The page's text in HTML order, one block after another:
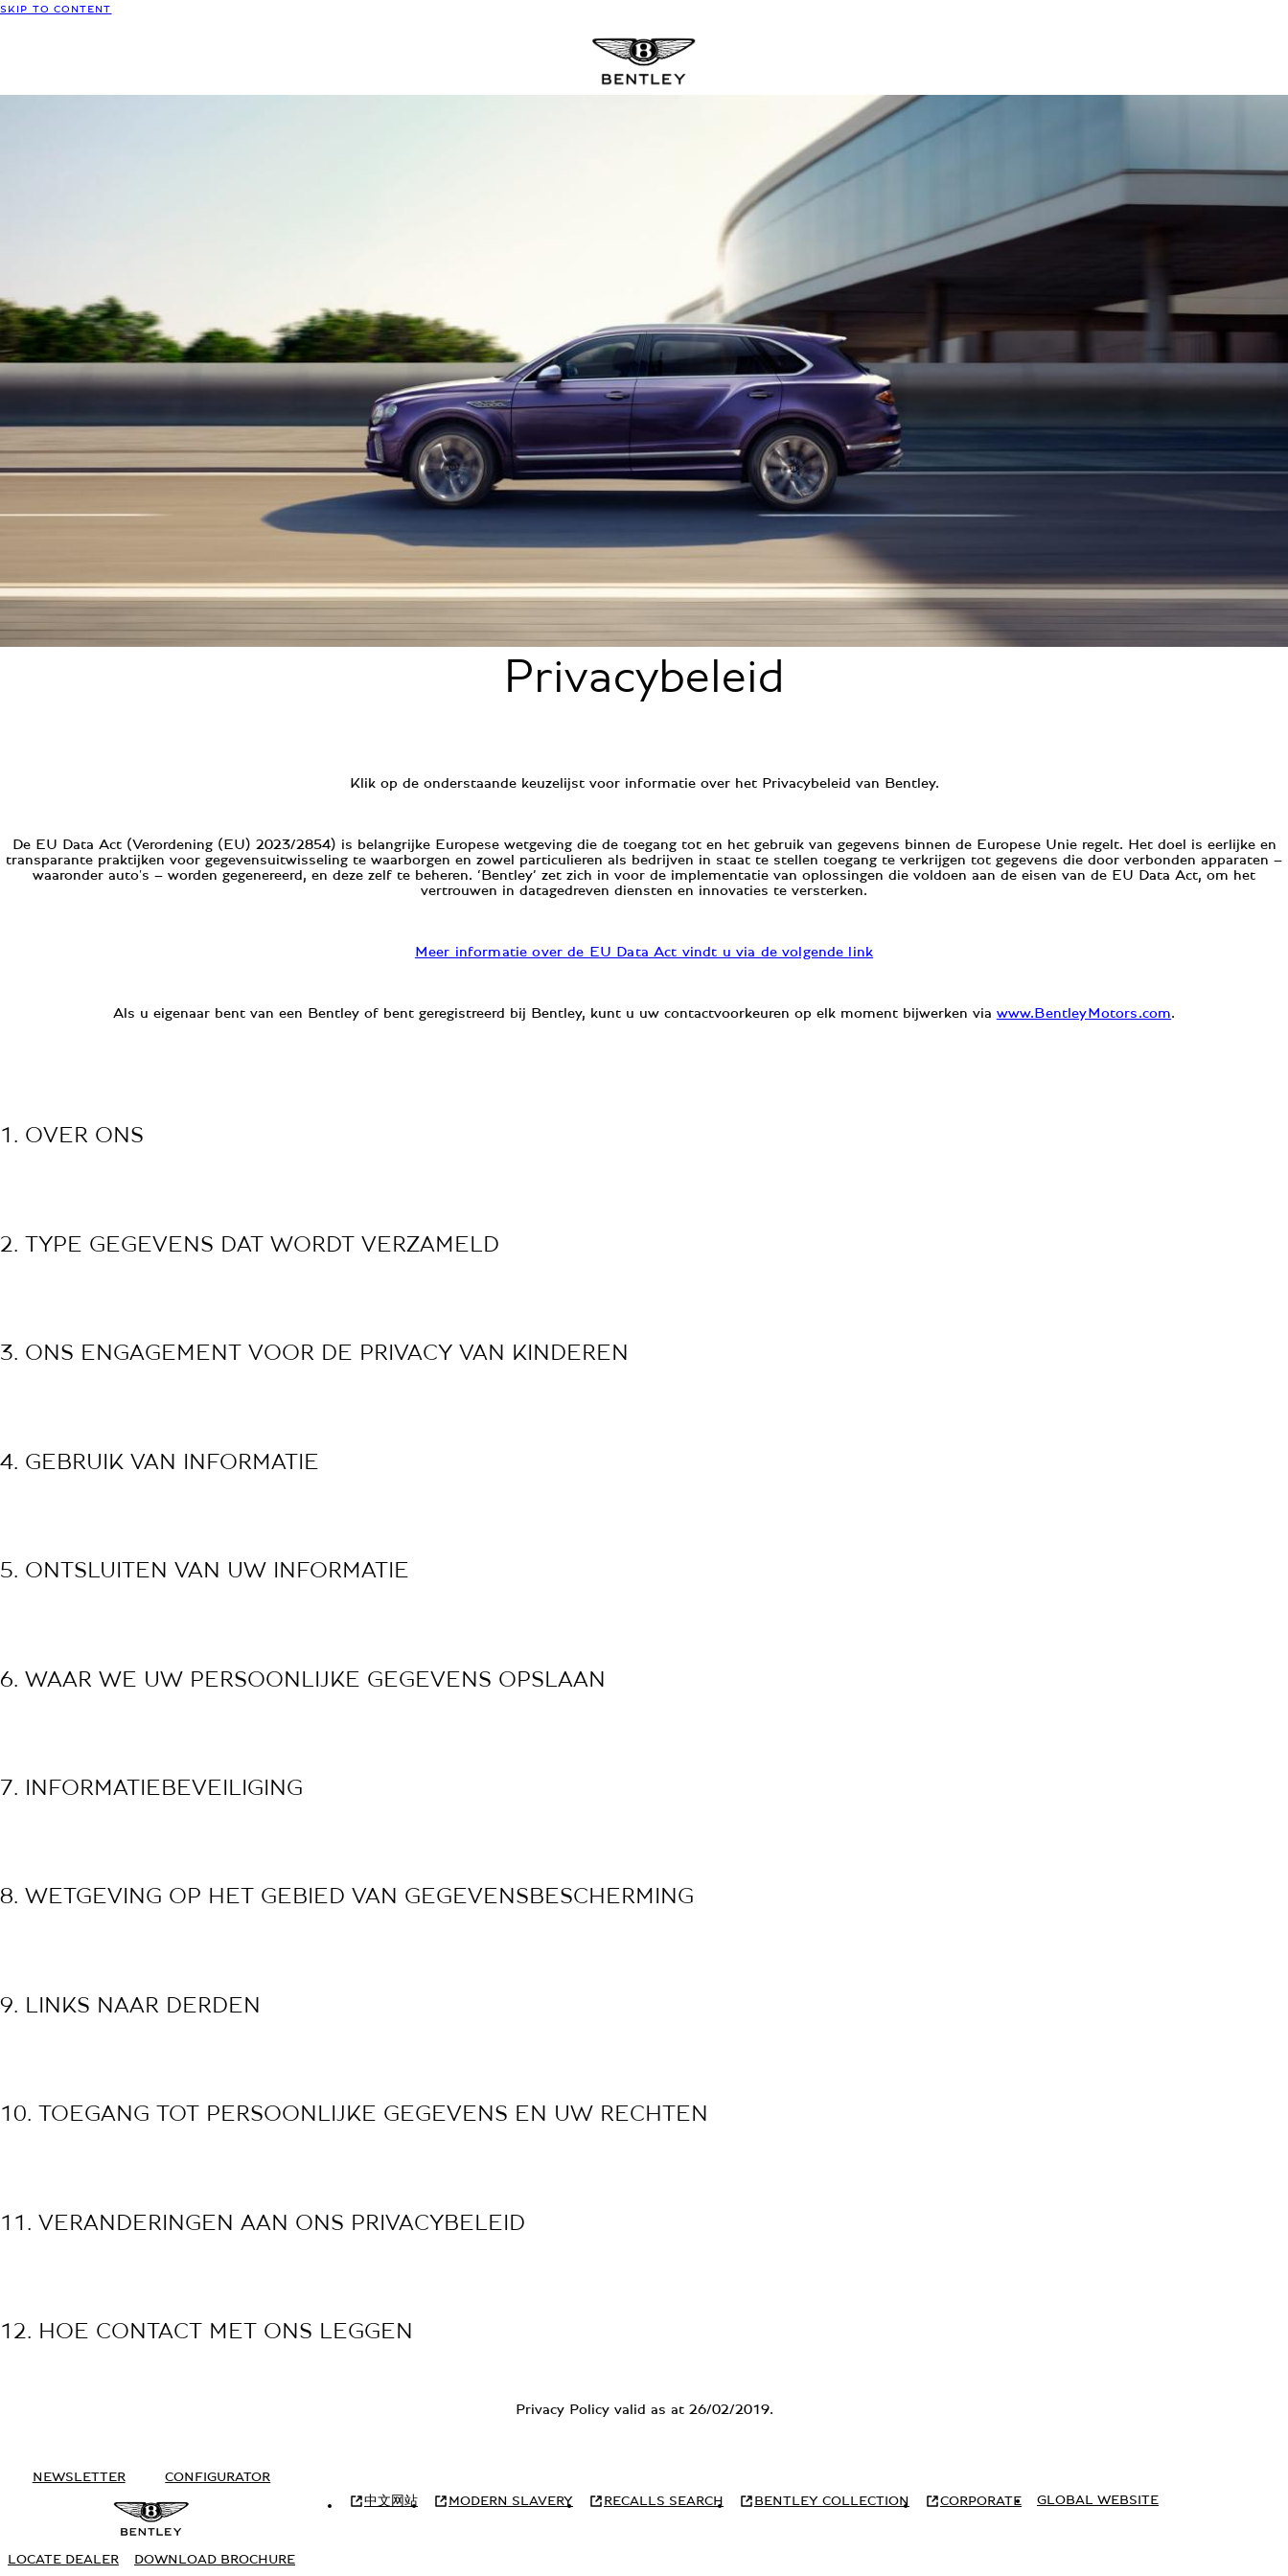
SKIP TO CONTENT
Privacybeleid
Klik op de onderstaande keuzelijst voor informatie over het Privacybeleid van Bentley.
De EU Data Act (Verordening (EU) 2023/2854) is belangrijke Europese wetgeving die de toegang tot en het gebruik van gegevens binnen de Europese Unie regelt. Het doel is eerlijke en
transparante praktijken voor gegevensuitwisseling te waarborgen en zowel particulieren als bedrijven in staat te stellen toegang te verkrijgen tot gegevens die door verbonden apparaten –
waaronder auto's – worden gegenereerd, en deze zelf te beheren. ‘Bentley’ zet zich in voor de implementatie van oplossingen die voldoen aan de eisen van de EU Data Act, om het
vertrouwen in datagedreven diensten en innovaties te versterken.
Meer informatie over de EU Data Act vindt u via de volgende link
Als u eigenaar bent van een Bentley of bent geregistreerd bij Bentley, kunt u uw contactvoorkeuren op elk moment bijwerken via www.BentleyMotors.com.
1. OVER ONS
2. TYPE GEGEVENS DAT WORDT VERZAMELD
3. ONS ENGAGEMENT VOOR DE PRIVACY VAN KINDEREN
4. GEBRUIK VAN INFORMATIE
5. ONTSLUITEN VAN UW INFORMATIE
6. WAAR WE UW PERSOONLIJKE GEGEVENS OPSLAAN
7. INFORMATIEBEVEILIGING
8. WETGEVING OP HET GEBIED VAN GEGEVENSBESCHERMING
9. LINKS NAAR DERDEN
10. TOEGANG TOT PERSOONLIJKE GEGEVENS EN UW RECHTEN
11. VERANDERINGEN AAN ONS PRIVACYBELEID
12. HOE CONTACT MET ONS LEGGEN
Privacy Policy valid as at 26/02/2019.
NEWSLETTER CONFIGURATOR
LOCATE DEALER DOWNLOAD BROCHURE
中文网站 MODERN SLAVERY RECALLS SEARCH BENTLEY COLLECTION CORPORATE GLOBAL WEBSITE